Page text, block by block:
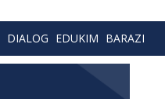
DIALOG EDUKIM BARAZI